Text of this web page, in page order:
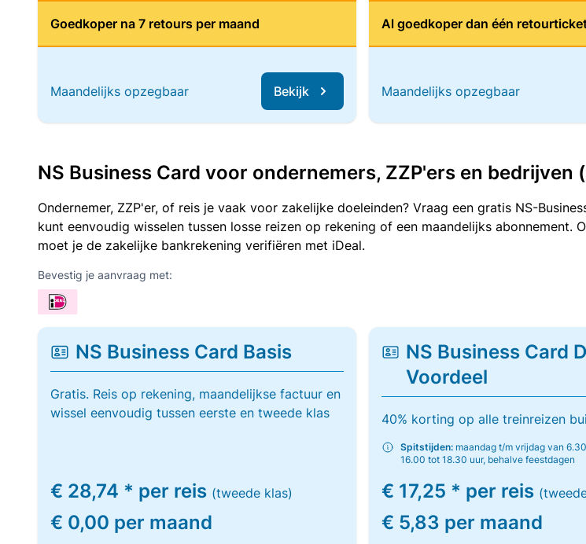
Goedkoper na 7 retours per maand
Maandelijks opzegbaar Bekijk
Al goedkoper dan één
Maandelijks opzegbaar
NS Business Card voor ondernemers, ZZP'ers en bedrijven
Ondernemer, ZZP'er, of reis je vaak voor zakelijke doeleinden? Vraag een gratis NS-
kunt eenvoudig wisselen tussen losse reizen op rekening of een maandelijks abonnement.
moet je de zakelijke bankrekening verifiëren met iDeal.
Bevestig je aanvraag met:
NS Business Card Basis
Gratis. Reis op rekening, maandelijkse factuur en
wissel eenvoudig tussen eerste en tweede klas
€ 28,74 * per reis (tweede klas)
€ 0,00 per maand
NS Business Card
Voordeel
40% korting op alle treinreizen
Spitstijden: maandag t/m vrijdag van
16.00 tot 18.30 uur, behalve feestdagen
€ 17,25 * per reis
€ 5,83 per maand